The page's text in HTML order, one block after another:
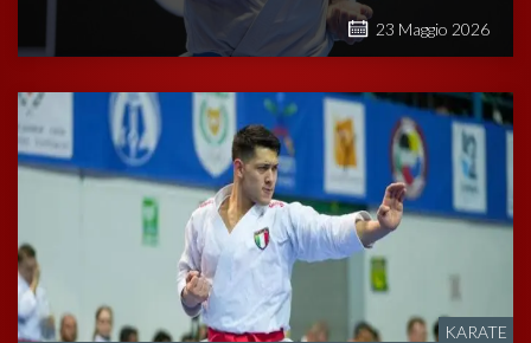
23 Maggio 2026
KARATE